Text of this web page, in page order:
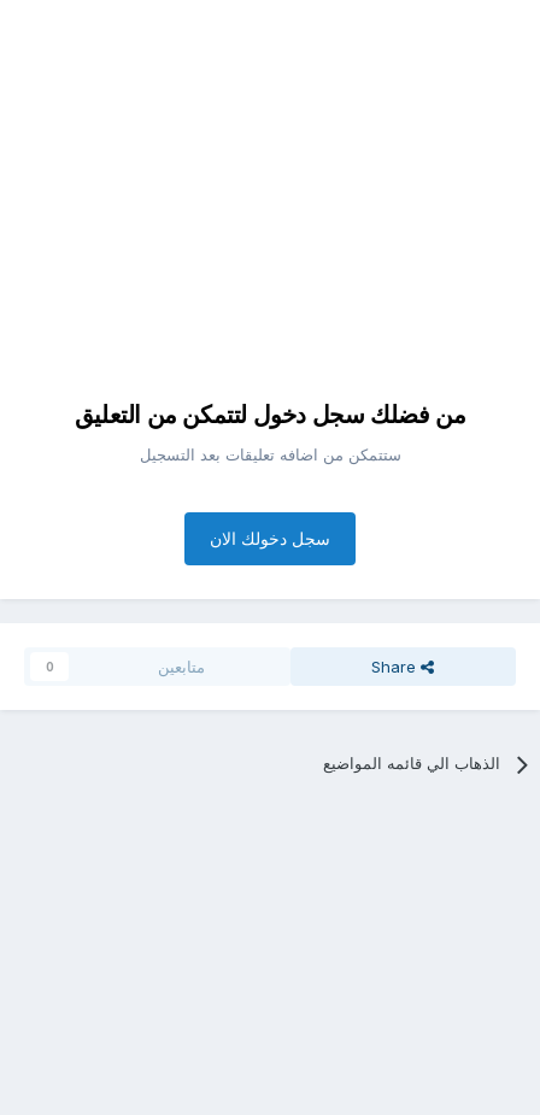
من فضلك سجل دخول لتتمكن من التعليق
ستتمكن من اضافه تعليقات بعد التسجيل
سجل دخولك الان
Share متابعين 0
الذهاب الي قائمه المواضيع